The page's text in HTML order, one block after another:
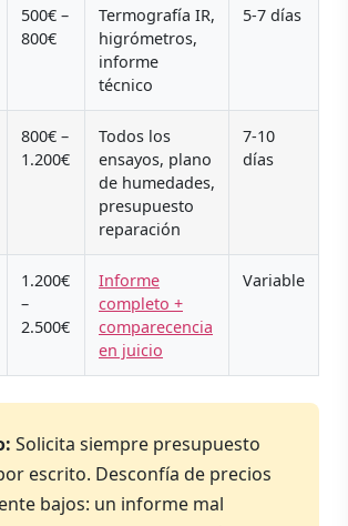
500€ –
800€
Termografía IR,
higrómetros,
informe
técnico
5-7 días
800€ –
1.200€
Todos los
ensayos, plano
de humedades,
presupuesto
reparación
7-10
días
1.200€
–
2.500€
Informe
completo +
comparecencia
en juicio
Variable
Solicita siempre presupuesto
escrito. Desconfía de precios
bajos: un informe mal